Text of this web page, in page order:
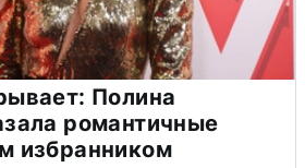
Полина
романтичные
избранником